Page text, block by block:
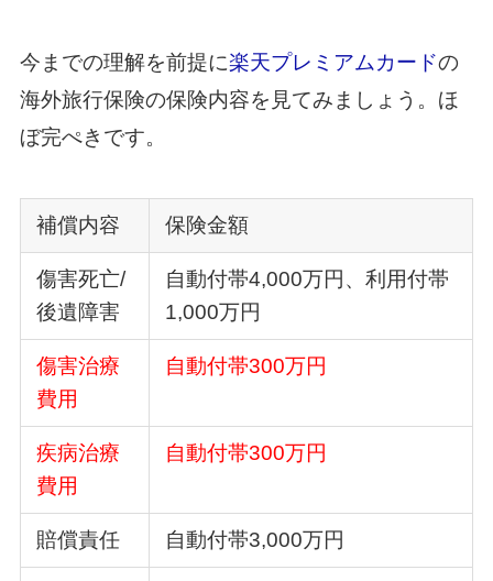
今までの理解を前提に楽天プレミアムカードの
海外旅行保険の保険内容を見てみましょう。ほ
ぼ完ぺきです。
補償内容 保険金額
傷害死亡/
後遺障害
自動付帯4,000万円、利用付帯
1,000万円
傷害治療
費用
自動付帯300万円
疾病治療
費用
自動付帯300万円
賠償責任 自動付帯3,000万円